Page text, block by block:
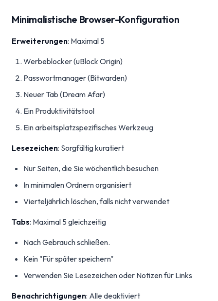
Minimalistische Browser-Konfiguration
Erweiterungen: Maximal 5
Werbeblocker (uBlock Origin)
Passwortmanager (Bitwarden)
Neuer Tab (Dream Afar)
Ein Produktivitätstool
Ein arbeitsplatzspezifisches Werkzeug
Lesezeichen: Sorgfältig kuratiert
Nur Seiten, die Sie wöchentlich besuchen
In minimalen Ordnern organisiert
Vierteljährlich löschen, falls nicht verwendet
Tabs: Maximal 5 gleichzeitig
Nach Gebrauch schließen.
Kein "Für später speichern"
Verwenden Sie Lesezeichen oder Notizen für Links
Benachrichtigungen: Alle deaktiviert